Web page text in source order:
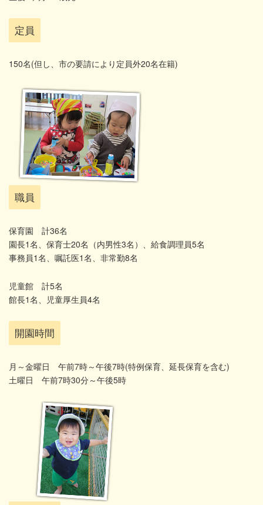
定員
150名(但し、市の要請により定員外20名在籍)
職員
保育園 計36名
園長1名、保育士20名（内男性3名）、給食調理員5名
事務員1名、嘱託医1名、非常勤8名
児童館 計5名
館長1名、児童厚生員4名
開園時間
月～金曜日 午前7時～午後7時(特例保育、延長保育を含む)
土曜日 午前7時30分～午後5時